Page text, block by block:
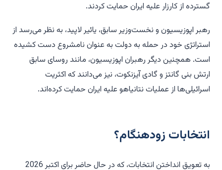
گسترده از کارزار علیه ایران حمایت کردند.
رهبر اپوزیسیون و نخست‌وزیر سابق، یائیر لاپید، به نظر می‌رسد از
استراتژی خود در حمله به دولت به عنوان نامشروع دست کشیده
است. همچنین دیگر رهبران اپوزیسیون، مانند روسای سابق
ارتش بنی گانتز و گادی آیزنکوت، نیز می‌دانند که اکثریت
اسرائیلی‌ها از عملیات نتانیاهو علیه ایران حمایت کرده‌اند.
انتخابات زودهنگام؟
به تعویق انداختن انتخابات، که در حال حاضر برای اکتبر 2026